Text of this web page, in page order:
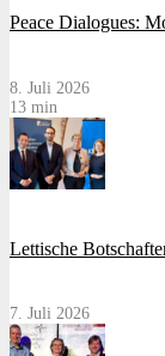
Peace Dialogues:
8. Juli 2026
13 min
Lettische
7. Juli 2026